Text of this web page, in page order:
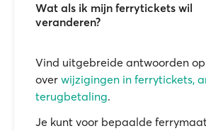
Wat als ik mijn ferrytickets wil
veranderen?
Vind uitgebreide antwoorden
over wijzigingen in ferrytickets,
terugbetaling.
Je kunt voor bepaalde